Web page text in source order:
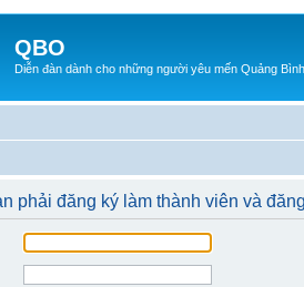
QBO
Diễn đàn dành cho những người yêu mến Quảng Bình
phải đăng ký làm thành viên và